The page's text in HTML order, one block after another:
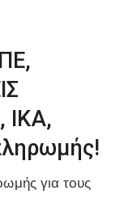
ΙΚΑ,
για τους